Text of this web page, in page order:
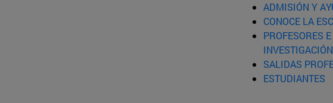
ADMISIÓN Y
CONOCE LA
PROFESORES E
INVESTIGACIÓN
SALIDAS
ESTUDIANTES